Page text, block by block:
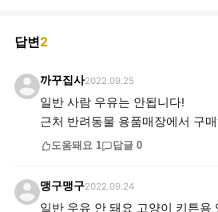
답변2
까꾸집사2022.09.25
일반 사람 우유는 안됩니다!
근처 반려동물 용품매장에서 구
도움돼요 1 답글 0
맹구맹구2022.09.24
일반 우유 안 돼요 고양이 키튼용